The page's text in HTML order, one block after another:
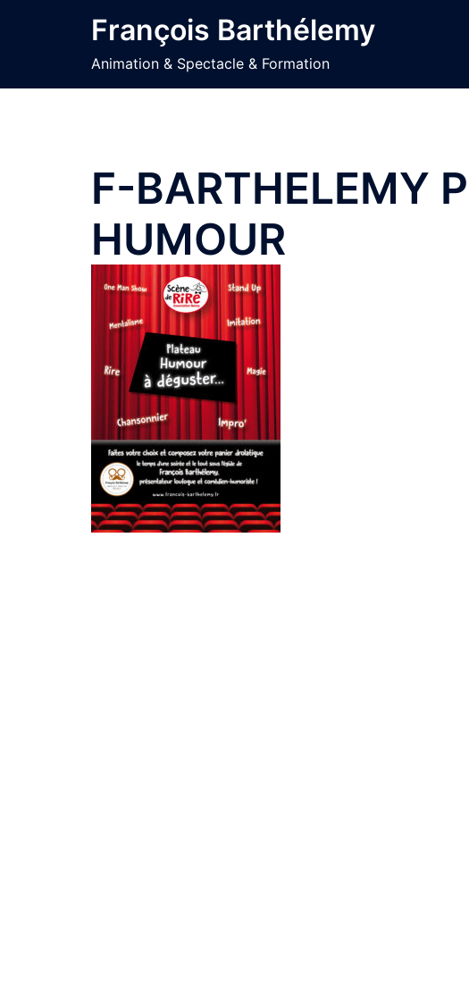
François Barthélemy
Animation & Spectacle & Formation
F-BARTHELEMY
HUMOUR